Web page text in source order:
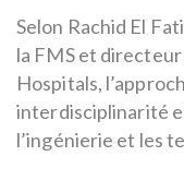
Selon Rachid El
la FMS et
Hospitals,
interdisciplinarité
l’ingénierie et les